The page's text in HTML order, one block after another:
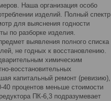
Наша организация особо
изделий. Полный спектр
для выяснения годности
по разборке изделия.
выявления полного списка
не годных к восстановлению.
химическим
восстановительных
капитальный ремонт (ревизию),
40 процентов меньше стоимости
ПК-6,3 подразумевает